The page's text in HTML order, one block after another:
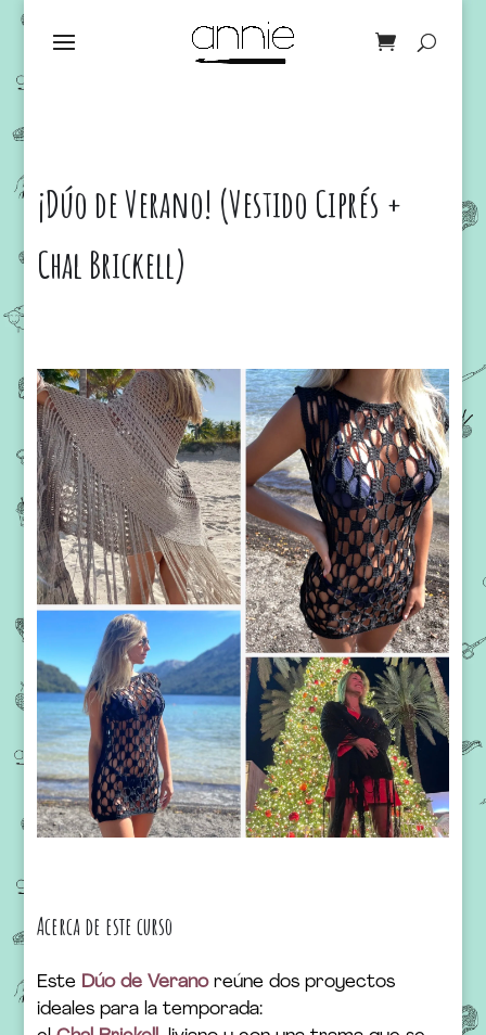
¡Dúo de Verano! (Vestido Ciprés +
Chal Brickell)
Acerca de este curso
Este Dúo de Veranoreúne dos proyectos
ideales para la temporada: